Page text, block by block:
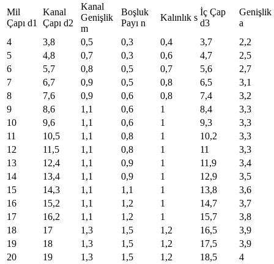
Mil
Çapı d1
Kanal
Çapı d2
Kanal
Genişlik
m
Boşluk
Payı n
Kalınlık s
İç Çap
d3
Genişlik
a
4
3,8 0,5 0,3 0,4 3,7
2,2
5
4,8 0,7 0,3 0,6 4,7
2,5
6
5,7 0,8 0,5 0,7 5,6
2,7
7
6,7 0,9 0,5 0,8 6,5
3,1
8
7,6 0,9 0,6 0,8 7,4
3,2
9
8,6 1,1 0,6 1 8,4
3,3
10
9,6 1,1 0,6 1 9,3
3,3
11
10,5 1,1 0,8 1 10,2
3,3
12
11,5 1,1 0,8 1 11
3,3
13
12,4 1,1 0,9 1 11,9
3,4
14
13,4 1,1 0,9 1 12,9
3,5
15
14,3 1,1 1,1 1 13,8
3,6
16
15,2 1,1 1,2 1 14,7
3,7
17
16,2 1,1 1,2 1 15,7
3,8
18
17 1,3 1,5 1,2 16,5
3,9
19
18 1,3 1,5 1,2 17,5
3,9
20
19 1,3 1,5 1,2 18,5
4